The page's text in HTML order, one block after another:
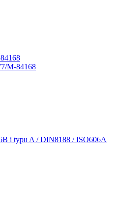
M-84168
i typu A / DIN8188 / ISO606A